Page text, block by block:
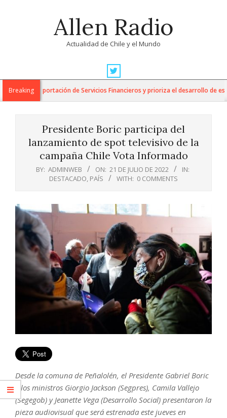
Allen Radio
Actualidad de Chile y el Mundo
Navigation
MenuBreaking
para la Exportación de Servicios Financieros y prioriza el desarrollo de esta
Presidente Boric participa del
lanzamiento de spot televisivo de la
campaña Chile Vota Informado
BY: ADMINWEB ON: 21 DE JULIO DE 2022
IN:
DESTACADO, PAÍS WITH: 0 COMMENTS
Desde la comuna de Peñalolén, el Presidente Gabriel Boric
y los ministros Giorgio Jackson (Segpres), Camila Vallejo
(Segegob) y Jeanette Vega (Desarrollo Social) presentaron la
pieza audiovisual que será estrenada este jueves en